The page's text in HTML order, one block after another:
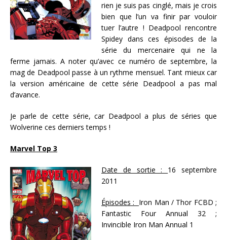
rien je suis pas cinglé, mais je crois
bien que l’un va finir par vouloir
tuer l’autre ! Deadpool rencontre
Spidey dans ces épisodes de la
série du mercenaire qui ne la
ferme jamais. A noter qu’avec ce numéro de septembre, la
mag de Deadpool passe à un rythme mensuel. Tant mieux car
la version américaine de cette série Deadpool a pas mal
d’avance.
Je parle de cette série, car Deadpool a plus de séries que
Wolverine ces derniers temps !
Marvel Top 3
Date de sortie : 16 septembre
2011
Épisodes : Iron Man / Thor FCBD ;
Fantastic Four Annual 32 ;
Invincible Iron Man Annual 1